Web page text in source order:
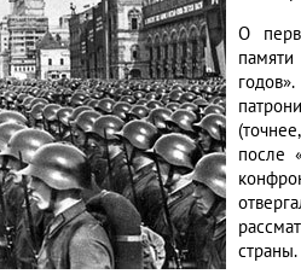
О
после
страны.